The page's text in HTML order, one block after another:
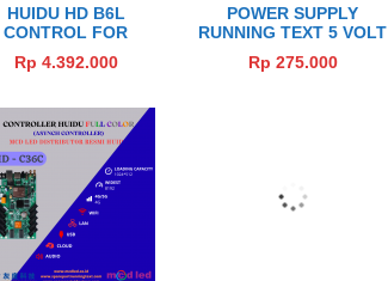
HUIDU HD B6L
CONTROL FOR
Rp 4.392.000
POWER SUPPLY
RUNNING TEXT 5 VOLT
CZCL
Rp 275.000